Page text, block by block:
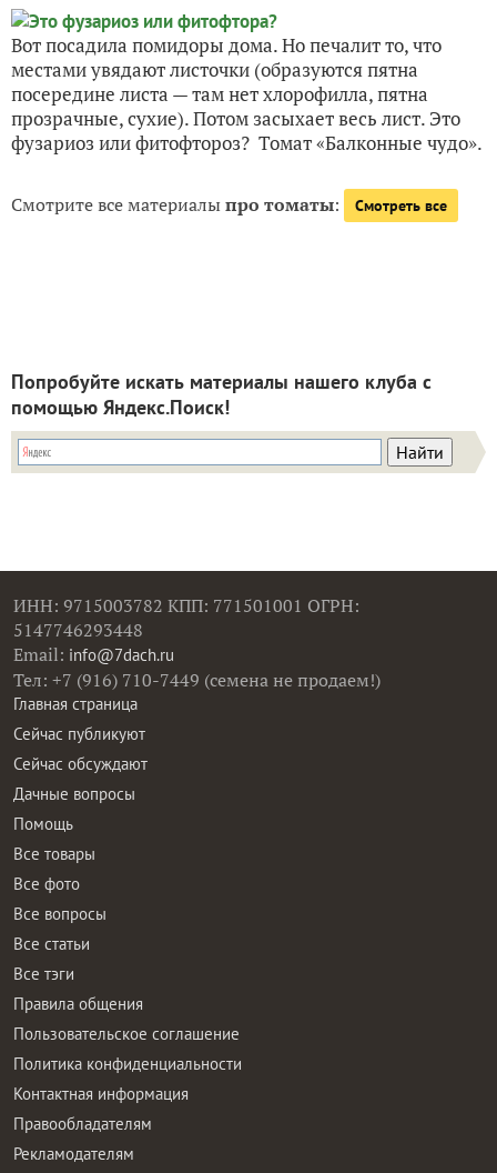
Вот посадила помидоры дома. Но печалит то, что
местами увядают листочки (образуются пятна
посередине листа — там нет хлорофилла, пятна
прозрачные, сухие). Потом засыхает весь лист. Это
фузариоз или фитофтороз? Томат «Балконные чудо».
Смотрите все материалыпро томаты: Смотреть все
Попробуйте искать материалы нашего клуба с
помощью Яндекс.Поиск!
ИНН: 9715003782 КПП: 771501001 ОГРН:
5147746293448
Email: info@7dach.ru
Тел: +7 (916) 710-7449 (семена не продаем!)
Главная страница
Сейчас публикуют
Сейчас обсуждают
Дачные вопросы
Помощь
Все товары
Все фото
Все вопросы
Все статьи
Все тэги
Правила общения
Пользовательское соглашение
Политика конфиденциальности
Контактная информация
Правообладателям
Рекламодателям